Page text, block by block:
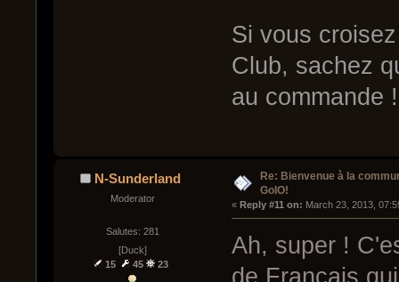
Si vous
Club, sachez
au commande !
N-Sunderland
Moderator
Salutes: 281
[Duck]
15
45 23
Re: Bienvenue à la
GoIO!
« Reply #11 on: March 23, 2013,
Ah, super !
de Français